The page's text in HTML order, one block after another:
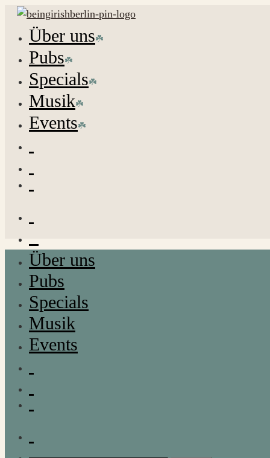
Über uns
Pubs
Specials
Musik
Events
Über uns
Pubs
Specials
Musik
Events